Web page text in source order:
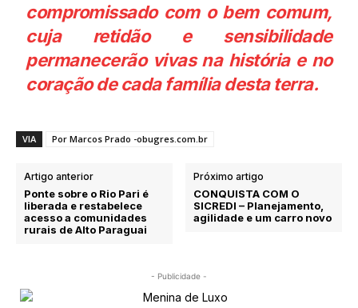
compromissado com o bem comum,
cuja retidão e sensibilidade
permanecerão vivas na história e no
coração de cada família desta terra.
VIA Por Marcos Prado -obugres.com.br
Artigo anterior
Ponte sobre o Rio Pari é
liberada e restabelece
acesso a comunidades
rurais de Alto Paraguai
Próximo artigo
CONQUISTA COM O
SICREDI – Planejamento,
agilidade e um carro novo
- Publicidade -